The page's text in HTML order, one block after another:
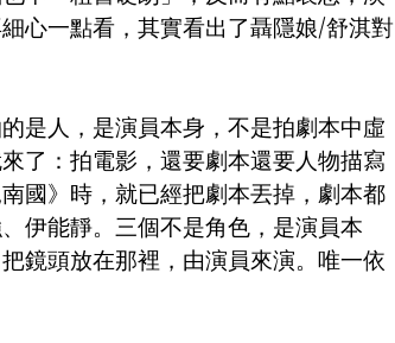
心一點看，其實看出了聶隱娘/舒淇對
是人，是演員本身，不是拍劇本中虛
了：拍電影，還要劇本還要人物描寫
國》時，就已經把劇本丟掉，劇本都
伊能靜。三個不是角色，是演員本
鏡頭放在那裡，由演員來演。唯一依